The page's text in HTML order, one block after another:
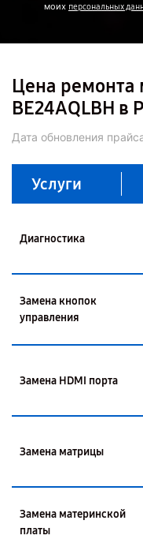
моих персональных
Цена ремонта
BE24AQLBH в
Дата обновления
Услуги
Диагностика
Замена кнопок
управления
Замена HDMI порта
Замена матрицы
Замена материнской
платы